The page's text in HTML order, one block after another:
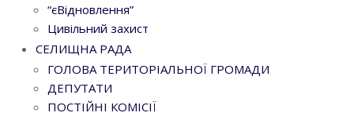
“єВідновлення”
Цивільний захист
СЕЛИЩНА РАДА
ГОЛОВА ТЕРИТОРІАЛЬНОЇ ГРОМАДИ
ДЕПУТАТИ
ПОСТІЙНІ КОМІСІЇ